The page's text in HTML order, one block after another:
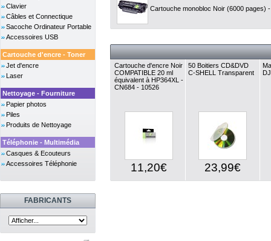
Clavier
Câbles et Connectique
Sacoche Ordinateur Portable
Accessoires USB
Cartouche d'encre - Toner
Jet d'encre
Laser
Nettoyage - Fourniture
Papier photos
Piles
Produits de Nettoyage
Téléphonie - Multimédia
Casques & Ecouteurs
Accessoires Téléphonie
FABRICANTS
Cartouche monobloc Noir (6000 pages)
Cartouche d'encre Noir
COMPATIBLE 20 ml
équivalent à HP364XL -
CN684 - 10526
11,20€
50 Boitiers CD&DVD
C-SHELL Transparent
23,99€